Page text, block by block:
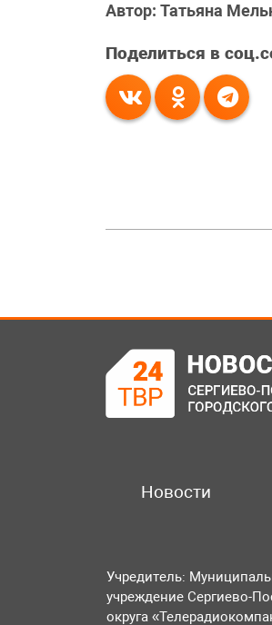
Автор: Татьяна
Поделиться в
Новости
Учредитель:
учреждение Сергиево-
округа